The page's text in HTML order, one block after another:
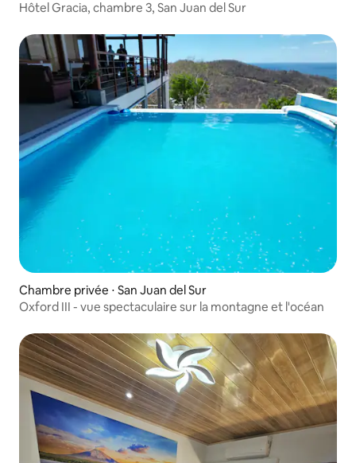
Hôtel Gracia, chambre 3, San Juan del Sur
Chambre privée ⋅ San Juan del Sur
Oxford III - vue spectaculaire sur la montagne et l'océan